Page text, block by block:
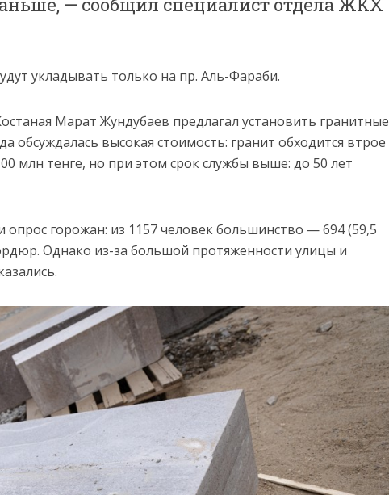
укладывать только на пр. Аль-Фараби.
Марат Жундубаев предлагал установить гранитные
обсуждалась высокая стоимость: гранит обходится втрое
млн тенге, но при этом срок службы выше: до 50 лет
опрос горожан: из 1157 человек большинство — 694 (59,5
Однако из-за большой протяженности улицы и